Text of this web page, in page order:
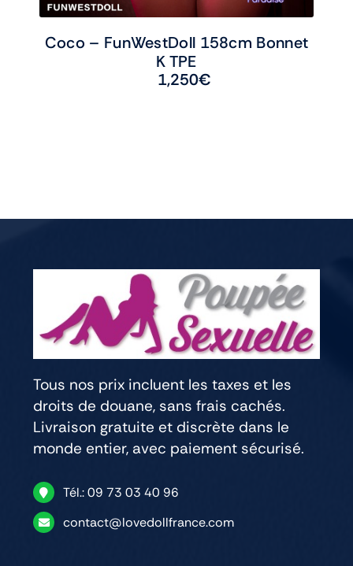
Coco – FunWestDoll 158cm Bonnet
K TPE
1,250€
Tous nos prix incluent les taxes et les
droits de douane, sans frais cachés.
Livraison gratuite et discrète dans le
monde entier, avec paiement sécurisé.
Tél.: 09 73 03 40 96
contact@lovedollfrance.com